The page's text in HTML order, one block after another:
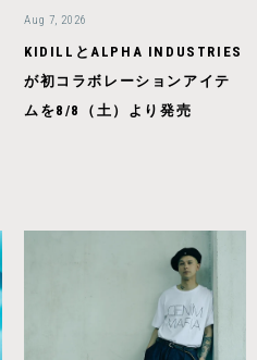
Aug 7, 2026
KIDILLとALPHA INDUSTRIES
が初コラボレーションアイテ
ムを8/8（土）より発売